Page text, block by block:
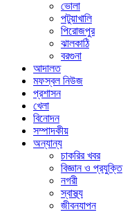
ভোলা
পটুয়াখালি
পিরোজপুর
ঝালকাঠি
বরগুনা
আদালত
মফস্বল নিউজ
প্রশাসন
খেলা
বিনোদন
সম্পাদকীয়
অন্যান্য
চাকরির খবর
বিজ্ঞান ও প্রযুক্তি
নগরী
স্বাস্থ্য
জীবনযাপন